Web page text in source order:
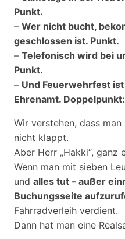
Punkt.
– Wer nicht bucht,
geschlossen ist. Punkt.
– Telefonisch wird bei
Punkt.
– Und Feuerwehrfest
Ehrenamt.
Wir verstehen, dass
nicht klappt.
Aber Herr „Hakki“, ganz
Wenn man mit sieben
und alles tut – außer
Buchungsseite
Fahrradverleih verdient.
Dann hat man eine